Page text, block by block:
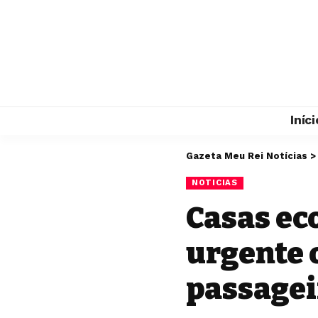
Gazeta Meu Rei Notícias >
NOTICIAS
Casas
urgente